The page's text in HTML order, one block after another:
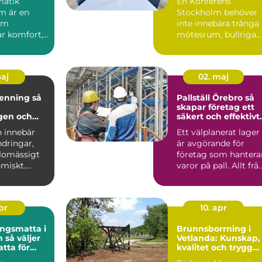
är en
komfort,
Stockholm behöver
inte innebära trånga
mötesrum, bullriga
avbrott. A...
så
och
innebär
02. maj
Pallställ Örebro så
skapar företag ett
säkert och effektivt
Ett välplanerat lager
är avgörande för
företag som
varor på pall. Allt
i
för
10. apr
Brunnsborrning i
Vetlanda: Kunskap,
kvalitet och trygg